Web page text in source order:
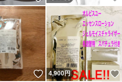
いいね！
4,900円